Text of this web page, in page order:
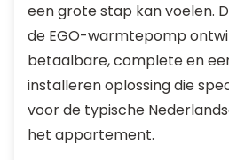
een grote stap kan voelen.
de EGO-warmtepomp
betaalbare, complete en
installeren oplossing die
voor de typische
het appartement.